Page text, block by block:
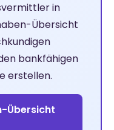
in
Übersicht
bankfähigen
erstellen.
Übersicht